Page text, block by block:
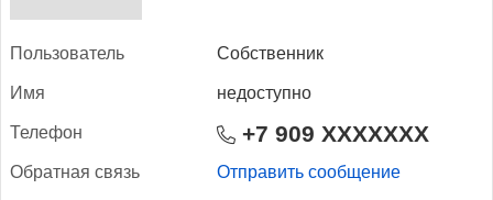
Поль­зо­ватель Собственник
Имя недоступно
Те­лефон +7 909 XXXXXXX
Об­ратная связь Отправить сообщение